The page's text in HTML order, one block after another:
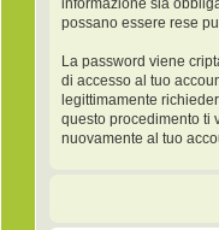
possano essere rese
La password viene
di accesso al tuo
legittimamente
questo procedimento ti
nuovamente al tuo